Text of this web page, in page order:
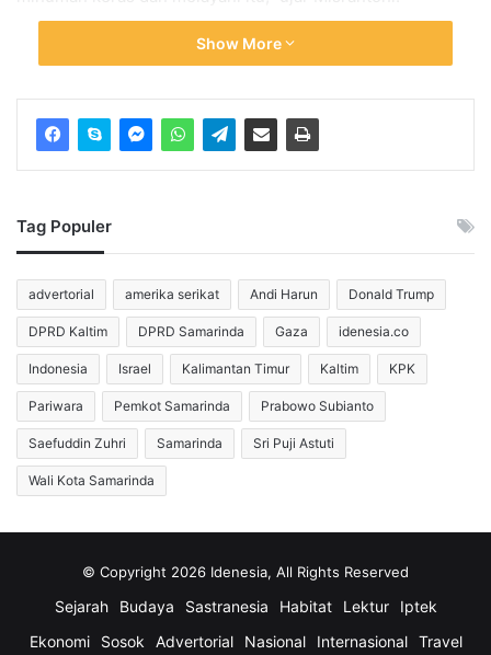
Ia menegaskan dirinya sama sekali tidak mengetahui
“Tujuan mereka hanya untuk menyuruh saya mengakui
benar-benar tidak tahu sama sekali,” lanjutnya.
Misrantoni Ceritakan Tekanan
Saat Ditahan
Misrantoni menjalani penahanan selama lima hari di Polres
Paser. Setelah itu, aparat memindahkannya ke Polda
Kalimantan Timur selama 121 hari.
Selama berada dalam tahanan, Misrantoni mengaku sering
menghadapi perlakuan janggal. Aparat sempat
mengajaknya keluar dengan alasan jalan-jalan. Namun,
Samarinda untuk pemeriksaan kejiwaan.
Misrantoni mengatakan aparat menjaga dirinya secara
Show More
Tag Populer
advertorial amerika serikat Andi Harun Donald Trump
DPRD Kaltim DPRD Samarinda Gaza idenesia.co
Indonesia Israel Kalimantan Timur Kaltim KPK
Pariwara Pemkot Samarinda Prabowo Subianto
Saefuddin Zuhri Samarinda Sri Puji Astuti
Wali Kota Samarinda
© Copyright 2026 Idenesia, All Rights Reserved
Sejarah Budaya Sastranesia Habitat Lektur
Iptek
Ekonomi
Sosok Advertorial Nasional Internasional Travel